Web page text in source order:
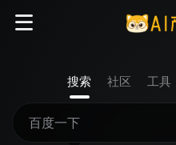
搜索 社区 工具